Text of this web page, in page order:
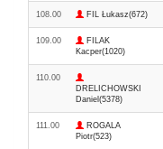
108.00 FIL Łukasz(672)
109.00
FILAK
Kacper(1020)
110.00
DRELICHOWSKI
Daniel(5378)
111.00
ROGALA
Piotr(523)